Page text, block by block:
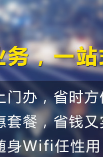
联系方式